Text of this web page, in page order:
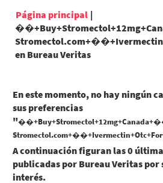
Página principal |
en Bureau Veritas(página
En este momento, no hay ningún
sus preferencias
"
A continuación figuran las 0
publicadas por Bureau Veritas por
interés.